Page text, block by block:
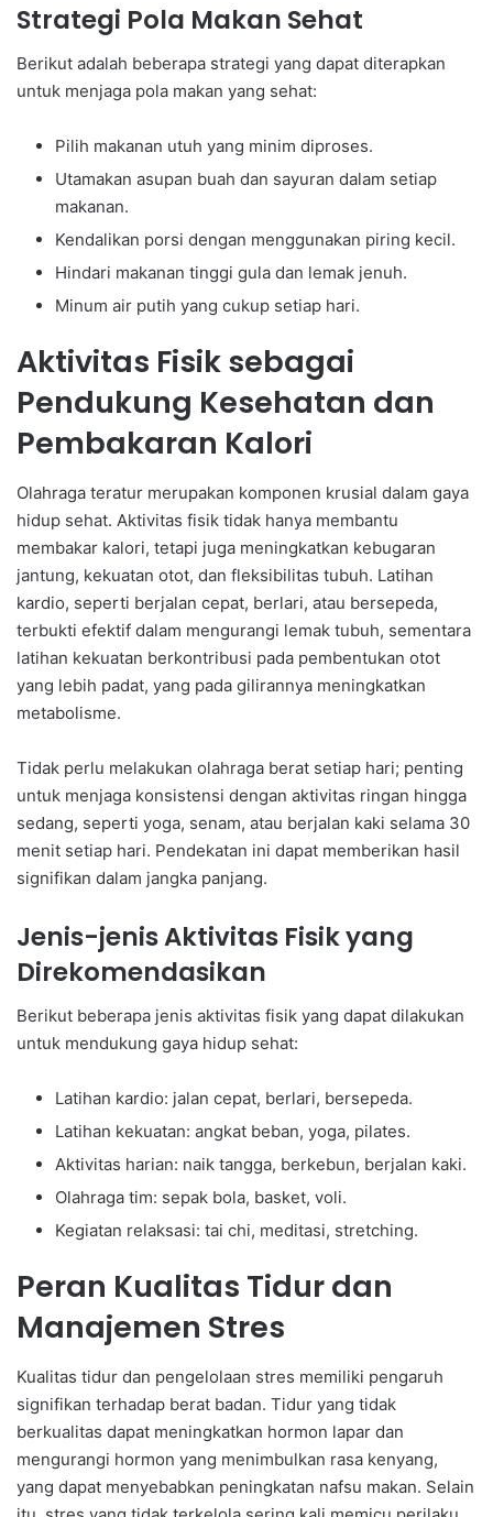
Strategi Pola Makan Sehat
Berikut adalah beberapa strategi yang dapat diterapkan
untuk menjaga pola makan yang sehat:
Pilih makanan utuh yang minim diproses.
Utamakan asupan buah dan sayuran dalam setiap
makanan.
Kendalikan porsi dengan menggunakan piring kecil.
Hindari makanan tinggi gula dan lemak jenuh.
Minum air putih yang cukup setiap hari.
Aktivitas Fisik sebagai
Pendukung Kesehatan dan
Pembakaran Kalori
Olahraga teratur merupakan komponen krusial dalam gaya
hidup sehat. Aktivitas fisik tidak hanya membantu
membakar kalori, tetapi juga meningkatkan kebugaran
jantung, kekuatan otot, dan fleksibilitas tubuh. Latihan
kardio, seperti berjalan cepat, berlari, atau bersepeda,
terbukti efektif dalam mengurangi lemak tubuh, sementara
latihan kekuatan berkontribusi pada pembentukan otot
yang lebih padat, yang pada gilirannya meningkatkan
metabolisme.
Tidak perlu melakukan olahraga berat setiap hari; penting
untuk menjaga konsistensi dengan aktivitas ringan hingga
sedang, seperti yoga, senam, atau berjalan kaki selama 30
menit setiap hari. Pendekatan ini dapat memberikan hasil
signifikan dalam jangka panjang.
Jenis-jenis Aktivitas Fisik yang
Direkomendasikan
Berikut beberapa jenis aktivitas fisik yang dapat dilakukan
untuk mendukung gaya hidup sehat:
Latihan kardio: jalan cepat, berlari, bersepeda.
Latihan kekuatan: angkat beban, yoga, pilates.
Aktivitas harian: naik tangga, berkebun, berjalan kaki.
Olahraga tim: sepak bola, basket, voli.
Kegiatan relaksasi: tai chi, meditasi, stretching.
Peran Kualitas Tidur dan
Manajemen Stres
Kualitas tidur dan pengelolaan stres memiliki pengaruh
signifikan terhadap berat badan. Tidur yang tidak
berkualitas dapat meningkatkan hormon lapar dan
mengurangi hormon yang menimbulkan rasa kenyang,
yang dapat menyebabkan peningkatan nafsu makan. Selain